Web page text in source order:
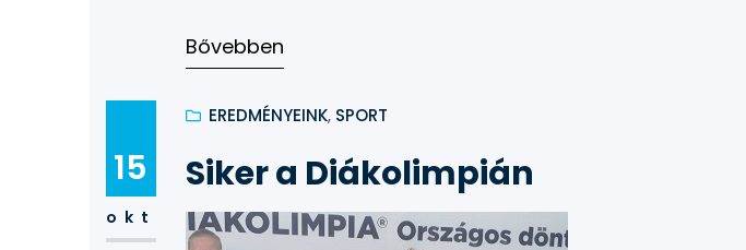
Máté Petra 12/Ff és Hrubecz Zorka 11/F osztályos tanulók. A
fordulóból áll: egy nyelvtan feladatlap…
Bővebben
15
okt
EREDMÉNYEINK, SPORT
Siker a Diákolimpián